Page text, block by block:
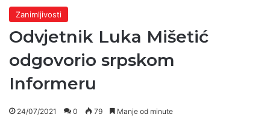
Zanimljivosti
Odvjetnik Luka Mišetić
odgovorio srpskom
Informeru
24/07/2021 0 79 Manje od minute